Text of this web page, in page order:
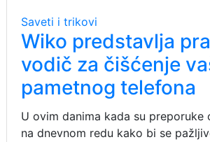
Saveti i trikovi
Wiko predstavlja
vodič za čišćenje
pametnog telefona
U ovim danima kada su preporuke
na dnevnom redu kako bi se